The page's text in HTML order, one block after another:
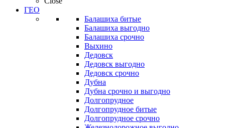
ГЕО
Балашиха битые
Балашиха выгодно
Балашиха срочно
Выхино
Дедовск
Дедовск выгодно
Дедовск срочно
Дубна
Дубна срочно и выгодно
Долгопрудное
Долгопрудное битые
Долгопрудное срочно